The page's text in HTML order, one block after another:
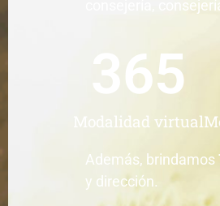
consejería,
Modalidad virtual
365
Además, brindamos
y dirección.